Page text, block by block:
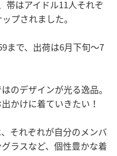
帯はアイドル11人それぞ
プされました。
まで、出荷は6月下旬〜7
のデザインが光る逸品。
かけに着ていきたい！
それぞれが自分のメンバ
ラスなど、個性豊かな着